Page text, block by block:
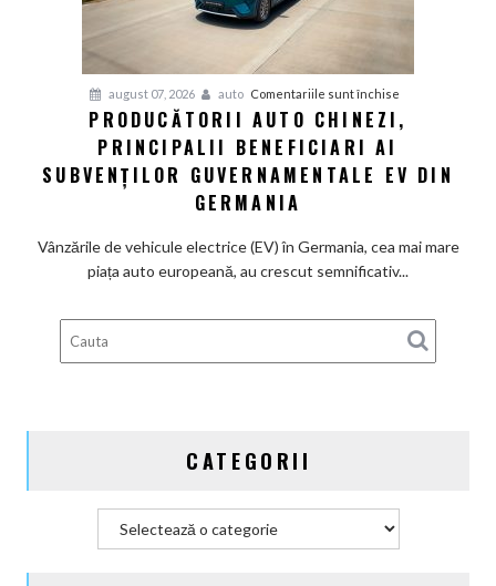
și
100%
august 07, 2026 auto Comentariile sunt închise
chinezi,
din
Germania
PRODUCĂTORII AUTO CHINEZI,
PRINCIPALII BENEFICIARI AI
SUBVENȚILOR GUVERNAMENTALE EV DIN
GERMANIA
Vânzările de vehicule electrice (EV) în Germania, cea mai mare
piața auto europeană, au crescut semnificativ...
CATEGORII